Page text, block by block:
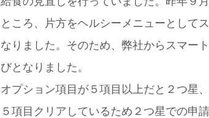
ところ、片方をヘルシーメニューとして
なりました。そのため、弊社からスマー
びとなりました。
オプション項目が５項目以上だと２つ星
５項目クリアしているため２つ星での申